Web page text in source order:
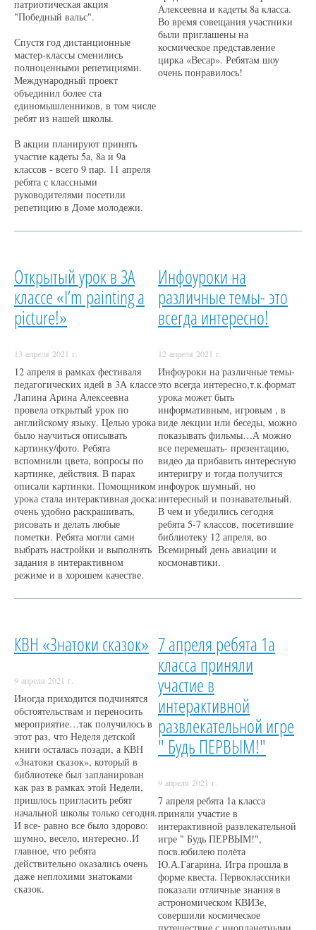
патриотическая акция
"Победный вальс".
Спустя год дистанционные
мастер-классы сменились
полноценными репетициями.
Международный проект
объединил более ста
единомышленников, в том числе
ребят из нашей школы.
В акции планируют принять
участие кадеты 5а, 8а и 9а
классов - всего 9 пар. 11 апреля
ребята с классными
руководителями посетили
репетицию в Доме молодежи.
Алексеевна и кадеты 8а класса.
Во время совещания участники
были приглашены на
космическое представление
цирка «Весар». Ребятам шоу
очень понравилось!
Открытый урок в 3А
классе «I’m painting a
picture!»
13 апреля 2021 г.
12 апреля в рамках фестиваля
педагогических идей в 3А классе
Лапина Арина Алексеевна
провела открытый урок по
английскому языку. Целью урока
было научиться описывать
картинку/фото. Ребята
вспомнили цвета, вопросы по
картинке, действия. В парах
описали картинки. Помощником
урока стала интерактивная доска:
очень удобно раскрашивать,
рисовать и делать любые
пометки. Ребята могли сами
выбрать настройки и выполнять
задания в интерактивном
режиме и в хорошем качестве.
Инфоуроки на
различные темы- это
всегда интересно!
12 апреля 2021 г.
Инфоуроки на различные темы-
это всегда интересно,т.к.формат
урока может быть
информативным, игровым , в
виде лекции или беседы, можно
показывать фильмы…А можно
все перемешать- презентацию,
видео да прибавить интересную
интеригру и тогда получится
инфоурок шумный, но
интересный и познавательный.
В чем и убедились сегодня
ребята 5-7 классов, посетившие
библиотеку 12 апреля, во
Всемирный день авиации и
космонавтики.
КВН «Знатоки сказок»
9 апреля 2021 г.
Иногда приходится подчинятся
обстоятельствам и переносить
мероприятие…так получилось в
этот раз, что Неделя детской
книги осталась позади, а КВН
«Знатоки сказок», который в
библиотеке был запланирован
как раз в рамках этой Недели,
пришлось пригласить ребят
начальной школы только сегодня.
И все- равно все было здорово:
шумно, весело, интересно..И
главное, что ребята
действительно оказались очень
даже неплохими знатоками
сказок.
7 апреля ребята 1а
класса приняли
участие в
интерактивной
развлекательной игре
" Будь ПЕРВЫМ!"
9 апреля 2021 г.
7 апреля ребята 1а класса
приняли участие в
интерактивной развлекательной
игре " Будь ПЕРВЫМ!",
посв.юбилею полёта
Ю.А.Гагарина. Игра прошла в
форме квеста. Первоклассники
показали отличные знания в
астрономическом КВИЗе,
совершили космическое
путешествие с инопланетными